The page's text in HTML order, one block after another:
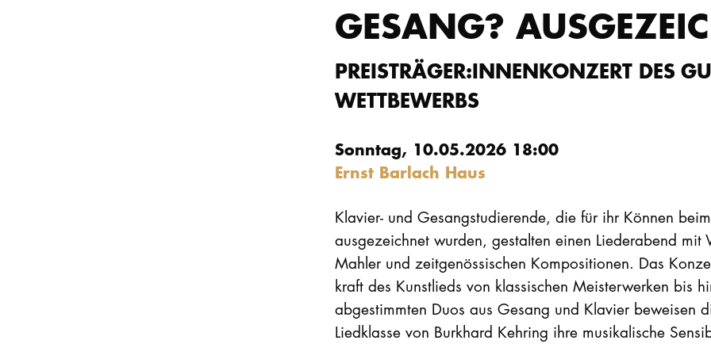
GESANG?
PREISTRÄGER:INNENKONZERT DES
WETTBEWERBS
Sonntag, 10.05.2026 18:00
Ernst Barlach Haus
Klavier- und Gesangstudierende, die für ihr Können
ausgezeichnet wurden, gestalten einen Liederabend mit
Mahler und zeitgenössischen Kompositionen. Das
kraft des Kunstlieds von klassischen Meisterwerken bis
abgestimmten Duos aus Gesang und Klavier beweisen
Liedklasse von Burkhard Kehring ihre musikalische